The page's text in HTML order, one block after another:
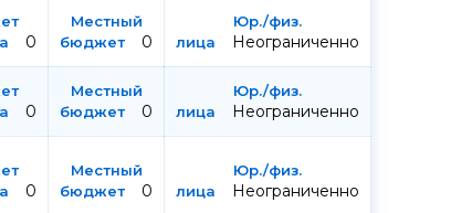
0 0 Неограниченно
0 0 Неограниченно
0 0 Неограниченно